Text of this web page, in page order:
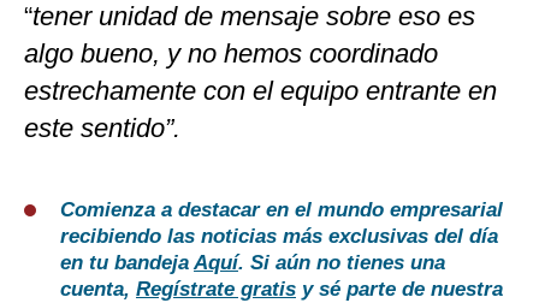
“tener unidad de mensaje sobre eso es
algo bueno, y no hemos coordinado
estrechamente con el equipo entrante en
este sentido”.
Comienza a destacar en el mundo empresarial
recibiendo las noticias más exclusivas del día
en tu bandejaAquí. Si aún no tienes una
cuenta, Regístrate gratis y sé parte de nuestra